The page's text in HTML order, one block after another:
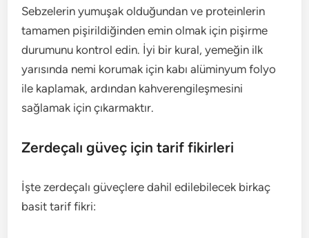
Sebzelerin yumuşak olduğundan ve proteinlerin
tamamen pişirildiğinden emin olmak için pişirme
durumunu kontrol edin. İyi bir kural, yemeğin ilk
yarısında nemi korumak için kabı alüminyum folyo
ile kaplamak, ardından kahverengileşmesini
sağlamak için çıkarmaktır.
Zerdeçalı güveç için tarif fikirleri
İşte zerdeçalı güveçlere dahil edilebilecek birkaç
basit tarif fikri: